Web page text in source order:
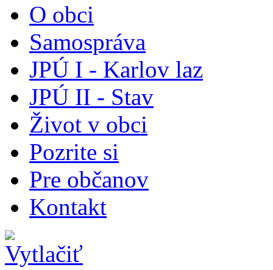
O obci
Samospráva
JPÚ I - Karlov laz
JPÚ II - Stav
Život v obci
Pozrite si
Pre občanov
Kontakt